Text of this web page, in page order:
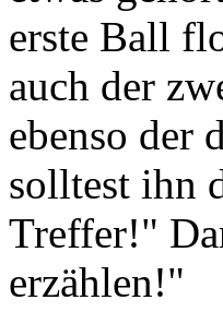
erste Ball
auch der
ebenso der
solltest ihn
Treffer!"
erzählen!"